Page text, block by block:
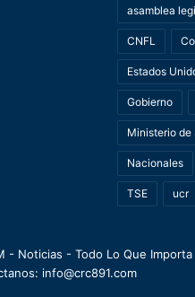
asamblea
CNFL
Estados
Gobierno
Ministerio de
Nacionales
TSE ucr
- Noticias - Todo Lo Que
info@crc891.com